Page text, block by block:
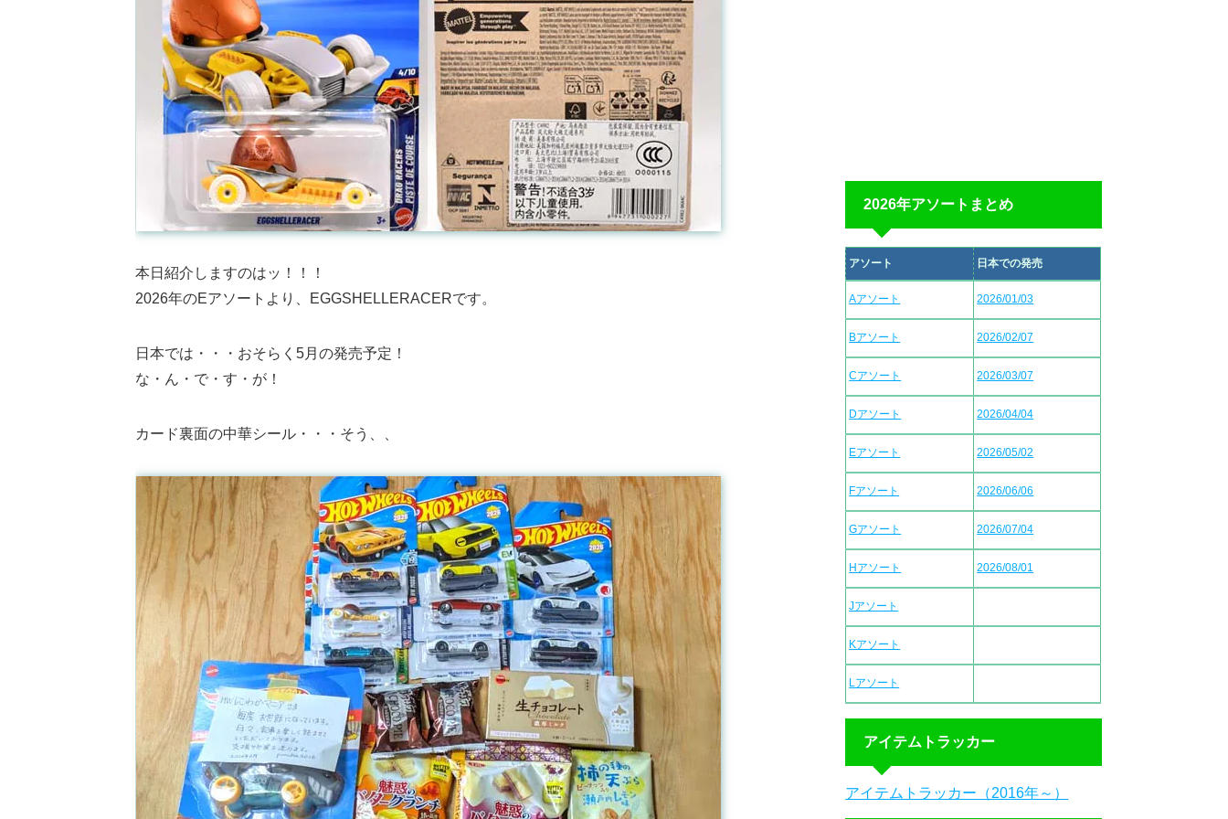
本日紹介しますのはッ！！！
2026年のEアソートより、EGGSHELLERACERです。
日本では・・・おそらく5月の発売予定！
な・ん・で・す・が！
カード裏面の中華シール・・・そう、、
2026年アソートまとめ
アソート 日本での発売
Aアソート 2026/01/03
Bアソート 2026/02/07
Cアソート 2026/03/07
Dアソート 2026/04/04
Eアソート 2026/05/02
Fアソート 2026/06/06
Gアソート 2026/07/04
Hアソート 2026/08/01
Jアソート
Kアソート
Lアソート
アイテムトラッカー
アイテムトラッカー（2016年～）